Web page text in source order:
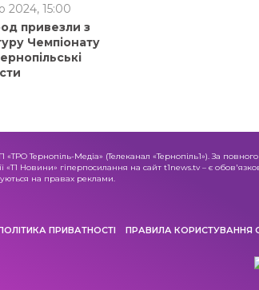
2024, 15:00
привезли з
Чемпіонату
Тернопіль-Медіа» (Телеканал «Тернопіль1»). За
Новини» гіперпосилання на сайт t1news.tv – є
на правах реклами.
ПРИВАТНОСТІ ПРАВИЛА КОРИСТУВАННЯ